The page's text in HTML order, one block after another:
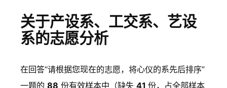
关于产设系、工交系、艺设
系的志愿分析
在回答“请根据您现在的志愿，将心仪的系先后排序”
一题的 88 份有效样本中（缺失 41 份，占全部样本